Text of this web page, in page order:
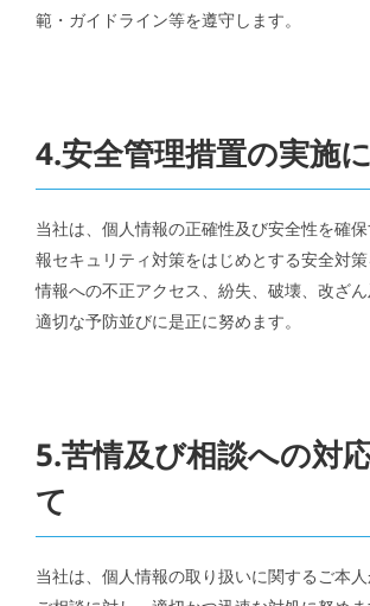
範・ガイドライン等を遵守します。
4.安全管理措置の実施
当社は、個人情報の正確性及び安全性を確
報セキュリティ対策をはじめとする安全対
情報への不正アクセス、紛失、破壊、改ざ
適切な予防並びに是正に努めます。
5.苦情及び相談への対
て
当社は、個人情報の取り扱いに関するご本